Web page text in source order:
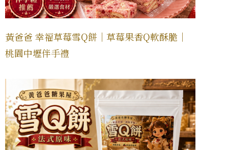
黃爸爸 幸福草莓雪Q餅｜草莓果香Q軟酥脆｜
桃園中壢伴手禮